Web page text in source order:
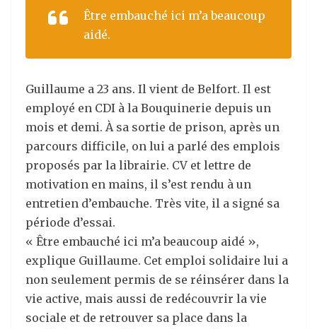
Être embauché ici m’a beaucoup
aidé.
Guillaume a 23 ans. Il vient de Belfort. Il est
employé en CDI à la Bouquinerie depuis un
mois et demi. À sa sortie de prison, après un
parcours difficile, on lui a parlé des emplois
proposés par la librairie. CV et lettre de
motivation en mains, il s’est rendu à un
entretien d’embauche. Très vite, il a signé sa
période d’essai.
« Être embauché ici m’a beaucoup aidé »,
explique Guillaume. Cet emploi solidaire lui a
non seulement permis de se réinsérer dans la
vie active, mais aussi de redécouvrir la vie
sociale et de retrouver sa place dans la